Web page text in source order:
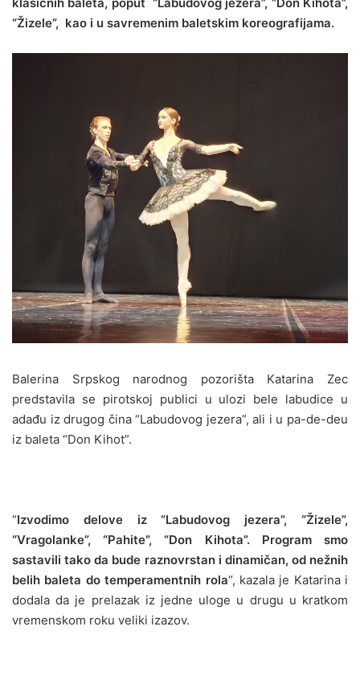
“Žizele”, kao i u savremenim baletskim koreografijama.
Balerina Srpskog narodnog pozorišta Katarina Zec
predstavila se pirotskoj publici u ulozi bele labudice u
adađu iz drugog čina “Labudovog jezera”, ali i u pa-de-deu
iz baleta “Don Kihot”.
“Izvodimo delove iz “Labudovog jezera”, “Žizele”,
“Vragolanke”, “Pahite”, “Don Kihota”. Program smo
sastavili tako da bude raznovrstan i dinamičan, od nežnih
belih baleta do temperamentnih rola“, kazala je Katarina i
dodala da je prelazak iz jedne uloge u drugu u kratkom
vremenskom roku veliki izazov.